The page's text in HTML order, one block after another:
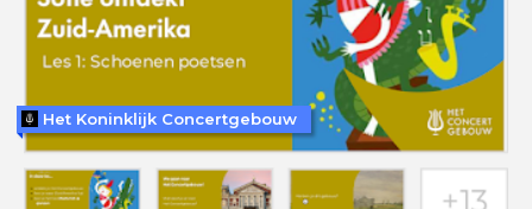
Het Koninklijk Concertgebouw